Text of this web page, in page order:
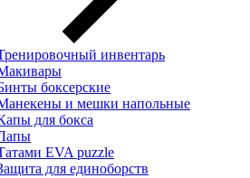
инвентарь
боксерские
и мешки напольные
для бокса
EVA puzzle
для единоборств